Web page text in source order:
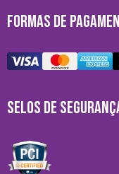
FORMAS DE
SELOS DE